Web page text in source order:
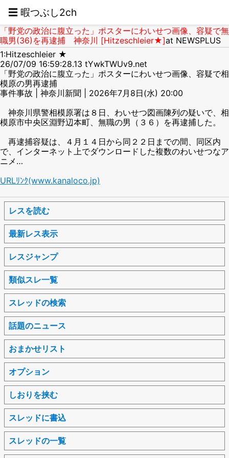
☰ 暇つぶし2ch
「野党の政治に腹立った」ポスターにわいせつ画像、容疑で無
職男(36)を再逮捕 神奈川 [Hitzeschleier★]at NEWSPLUS
1:Hitzeschleier ★
26/07/09 16:59:28.13 tYwkTWUv9.net
「野党の政治に腹立った」ポスターにわいせつ画像、容疑で相
模原の男再逮捕
事件事故 | 神奈川新聞 | 2026年7月8日(水) 20:00
神奈川県警相模原署は８日、わいせつ図画陳列の疑いで、相
模原市中央区淵野辺本町、無職の男（３６）を再逮捕した。
再逮捕容疑は、４月１４日から同２２日までの間、同区内
で、インターネット上でダウンロードした複数のわいせつなア
ニメ…
URLﾘﾝｸ(www.kanaloco.jp)
レスを読む
最新レス表示
レスジャンプ
類似スレ一覧
スレッドの検索
話題のニュース
おまかせリスト
オプション
しおりを挟む
スレッドに書込
スレッドの一覧